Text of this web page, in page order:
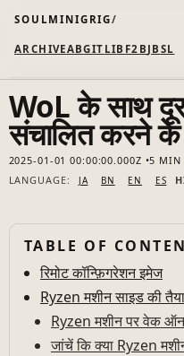
SOULMINIGRIG
ARCHIVEABGIT LIB F2B JB SL
WoL के साथ
संचालित करने के
2025-01-01 00:00:00.000Z 5 MIN
LANGUAGE:
JA BN EN ES
TABLE OF
रिमोट कॉन्फ़िगरेशन इमेज
Ryzen मशीन साइड की
Ryzen मशीन पर वेक
जांचें कि क्या Ryzen